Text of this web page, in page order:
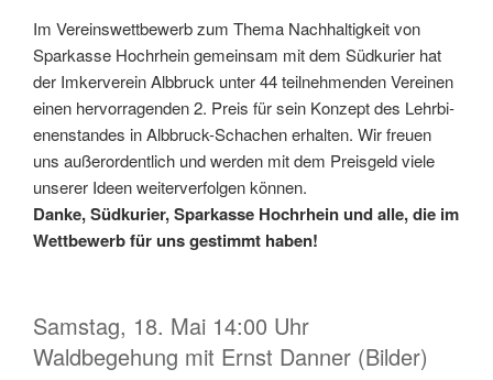
Im Vere­in­swet­tbe­werb zum The­ma Nach­haltigkeit von
Sparkasse Hochrhein gemein­sam mit dem Süd­kuri­er hat
der Imk­ervere­in Alb­bruck unter 44 teil­nehmenden Vere­inen
einen her­vor­ra­gen­den 2. Preis für sein Konzept des Lehrbi­
enen­standes in Alb­bruck-Schachen erhal­ten. Wir freuen
uns außeror­dentlich und wer­den mit dem Preis­geld viele
unser­er Ideen weit­er­ver­fol­gen kön­nen.
Danke, Süd­kuri­er, Sparkasse Hochrhein und alle, die im
Wet­tbe­werb für uns ges­timmt haben!
Samstag, 18. Mai 14:00 Uhr
Waldbegehung mit Ernst Danner (Bilder)